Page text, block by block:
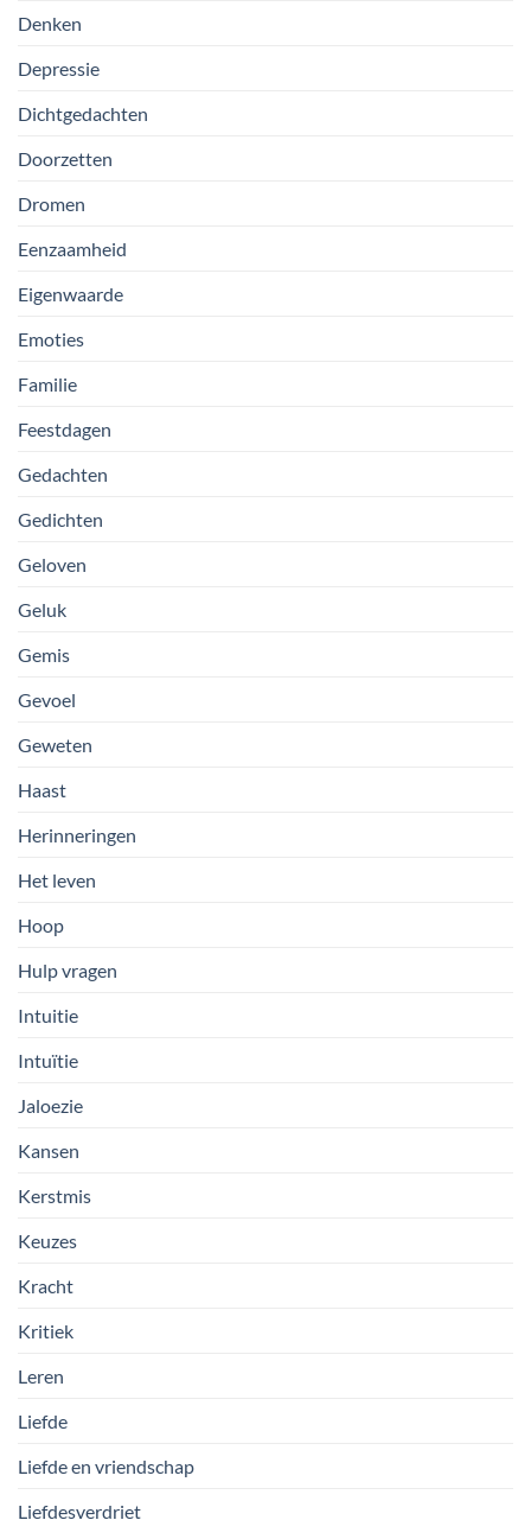
Denken
Depressie
Dichtgedachten
Doorzetten
Dromen
Eenzaamheid
Eigenwaarde
Emoties
Familie
Feestdagen
Gedachten
Gedichten
Geloven
Geluk
Gemis
Gevoel
Geweten
Haast
Herinneringen
Het leven
Hoop
Hulp vragen
Intuitie
Intuïtie
Jaloezie
Kansen
Kerstmis
Keuzes
Kracht
Kritiek
Leren
Liefde
Liefde en vriendschap
Liefdesverdriet